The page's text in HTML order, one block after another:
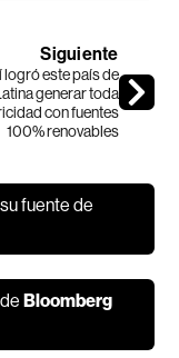
Siguiente
logró este país de
generar toda
con fuentes
100% renovables
fuente de
Bloomberg